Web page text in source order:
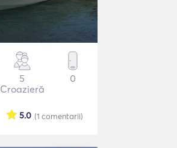
5
Croazieră
0
(1 comentarii)
5.0